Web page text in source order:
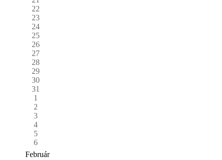
22
23
24
25
26
27
28
29
30
31
1
2
3
4
5
6
Február